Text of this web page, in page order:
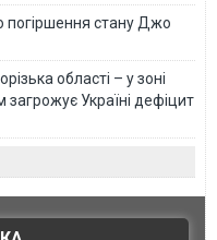
погіршення стану Джо
області – у зоні
загрожує Україні дефіцит